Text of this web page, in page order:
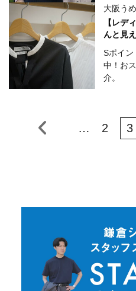
大阪う
【レデ
んと見
Sポイン
中！お
介。
… 2 3